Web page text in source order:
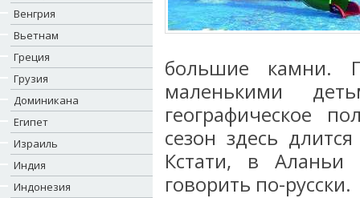
Венгрия
Вьетнам
Греция
Грузия
Доминикана
Египет
Израиль
Индия
Индонезия
большие камни.
маленькими
географическое
сезон здесь
Кстати, в Аланьи
говорить по-русски.